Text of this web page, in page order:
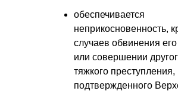
обеспечивается
неприкосновенность,
случаев обвинения
или совершении
тяжкого преступления,
подтвержденного